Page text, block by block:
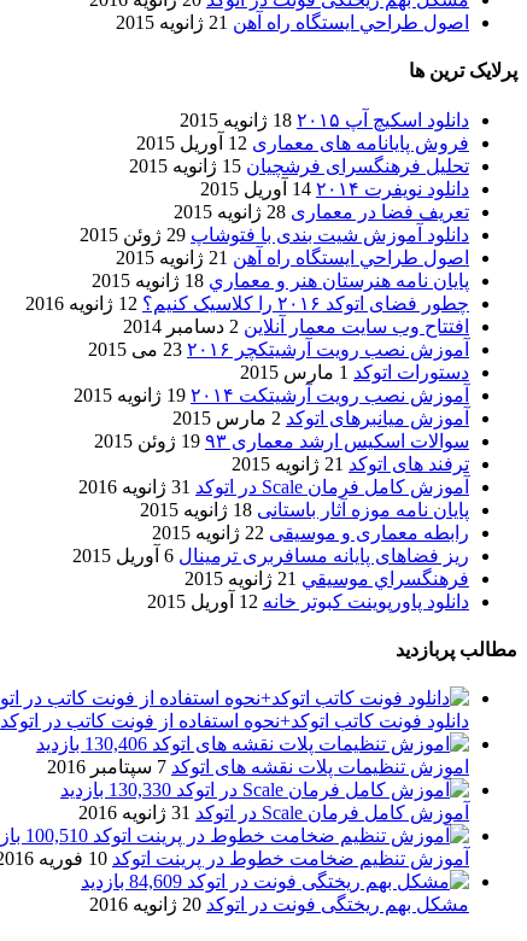
اصول طراحي ایستگاه راه آهن 21 ژانویه 2015
پرلایک ترین ها
دانلود اسکیچ آپ ۲۰۱۵
18 ژانویه 2015
فروش پایانامه های معماری 12 آوریل 2015
تحلیل فرهنگسرای فرشچیان 15 ژانویه 2015
دانلود نویفرت ۲۰۱۴
14 آوریل 2015
تعریف فضا در معماری 28 ژانویه 2015
دانلود آموزش شیت بندی با فتوشاپ 29 ژوئن 2015
اصول طراحي ایستگاه راه آهن 21 ژانویه 2015
پایان نامه هنرستان هنر و معماري 18 ژانویه 2015
چطور فضای اتوکد ۲۰۱۶ را کلاسیک کنیم؟
12 ژانویه 2016
افتتاح وب سایت معمار آنلاین 2 دسامبر 2014
آموزش نصب رویت آرشیتکچر ۲۰۱۶
23 می 2015
دستورات اتوکد 1 مارس 2015
آموزش نصب رویت آرشیتکت ۲۰۱۴
19 ژانویه 2015
آموزش میانبرهای اتوکد 2 مارس 2015
سوالات اسکیس ارشد معماری ۹۳
19 ژوئن 2015
ترفند های اتوکد 21 ژانویه 2015
آموزش کامل فرمان Scale در اتوکد
31 ژانویه 2016
پایان نامه موزه آثار باستانی 18 ژانویه 2015
رابطه معماری و موسیقی 22 ژانویه 2015
ریز فضاهای پایانه مسافربری ترمینال 6 آوریل 2015
فرهنگسراي موسيقي 21 ژانویه 2015
دانلود پاورپوینت کبوتر خانه 12 آوریل 2015
مطالب پربازدید
دانلود فونت کاتب اتوکد+نحوه استفاده از فونت کاتب در اتوکد
130,406 بازدید
اموزش تنظیمات پلات نقشه های اتوکد 7 سپتامبر 2016
130,330 بازدید
آموزش کامل فرمان Scale در اتوکد
31 ژانویه 2016
100,510 بازدید
آموزش تنظیم ضخامت خطوط در پرینت اتوکد 10 فوریه 2016
84,609 بازدید
مشکل بهم ریختگی فونت در اتوکد 20 ژانویه 2016